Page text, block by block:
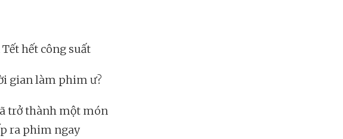
hết công suất
gian làm phim ư?
trở thành một món
ra phim ngay